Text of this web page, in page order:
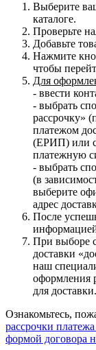
Выберите
каталоге.
Проверьте
Добавьте
Нажмите
чтобы
Для
- ввести
- выбрать
рассрочку»
платежом
(ЕРИП) или с
платежную
- выбрать
(в
выберите
адрес
После
При выборе
доставки
наш
оформления
для доставки.
Ознакомьтесь,
рассрочки
формой договора